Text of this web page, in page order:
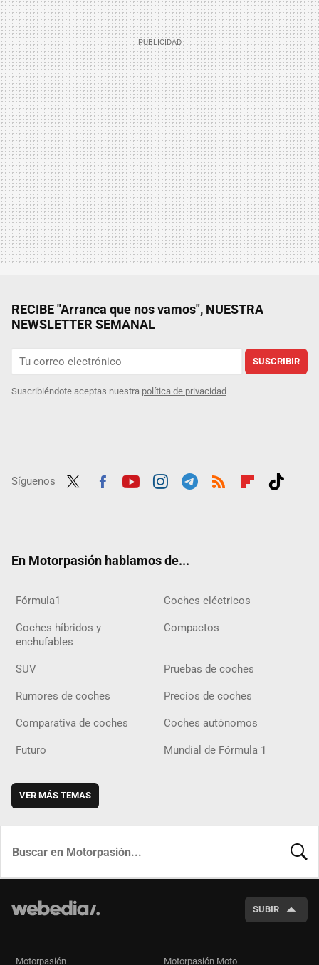
RECIBE "Arranca que nos vamos", NUESTRA
NEWSLETTER SEMANAL
SUSCRIBIR
Suscribiéndote aceptas nuestra política de privacidad
Síguenos
En Motorpasión hablamos de...
Fórmula1 Coches eléctricos
Coches híbridos y
enchufables
Compactos
SUV Pruebas de coches
Rumores de coches Precios de coches
Comparativa de coches Coches autónomos
Futuro Mundial de Fórmula 1
VER MÁS TEMAS
SUBIR
Motorpasión Motorpasión Moto